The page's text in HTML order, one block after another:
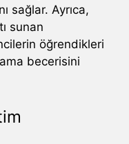
sağlar. Ayrıca,
sunan
öğrendikleri
becerisini